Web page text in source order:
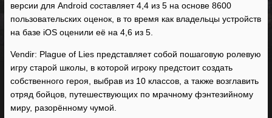
версии для Android составляет 4,4 из 5 на основе 8600
пользовательских оценок, в то время как владельцы устройств
на базе iOS оценили её на 4,6 из 5.
Vendir: Plague of Lies представляет собой пошаговую ролевую
игру старой школы, в которой игроку предстоит создать
собственного героя, выбрав из 10 классов, а также возглавить
отряд бойцов, путешествующих по мрачному фэнтезийному
миру, разорённому чумой.